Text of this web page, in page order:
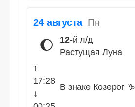
24 августа Пн
🌔 12-й л/д
Растущая Луна
↑
17:28
↓
В знаке Козерог ♑